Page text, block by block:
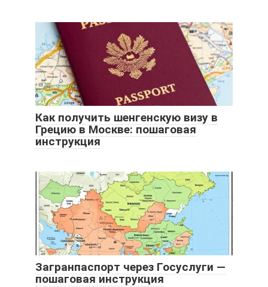
Как получить шенгенскую визу в
Грецию в Москве: пошаговая
инструкция
Загранпаспорт через Госуслуги —
пошаговая инструкция